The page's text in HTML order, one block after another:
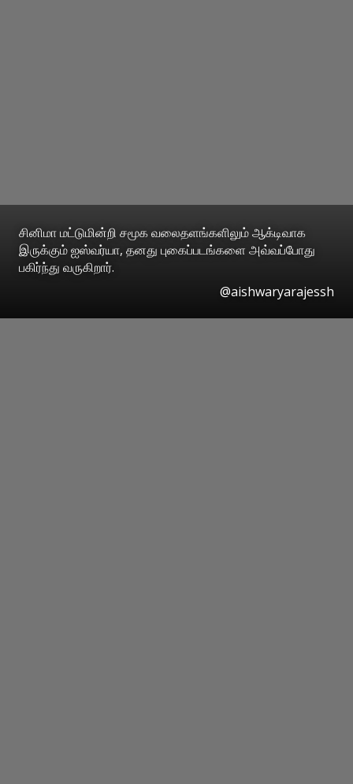
சினிமா மட்டுமின்றி சமூக வலைதளங்களிலும் ஆக்டிவாக
இருக்கும் ஐஸ்வர்யா, தனது புகைப்படங்களை அவ்வப்போது
பகிர்ந்து வருகிறார்.
@aishwaryarajessh